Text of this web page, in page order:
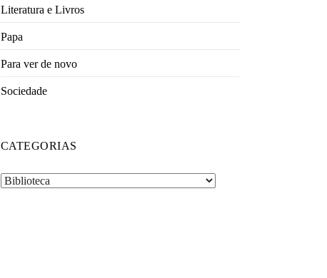
Literatura e Livros
Papa
Para ver de novo
Sociedade
CATEGORIAS
Categorias